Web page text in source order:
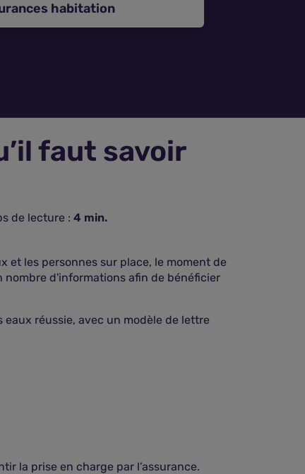
habitation
faut savoir
de lecture : 4 min.
et les personnes sur place, le moment de
d'informations afin de bénéficier
réussie, avec un modèle de lettre
la prise en charge par l’assurance.